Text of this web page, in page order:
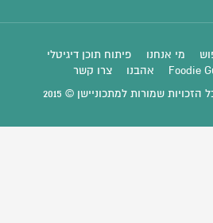
מי אנחנו
פיתוח תוכן דיגיטלי
Foodie אהבנו צרו קשר
הזכויות שמורות למתכוניישן © 2015